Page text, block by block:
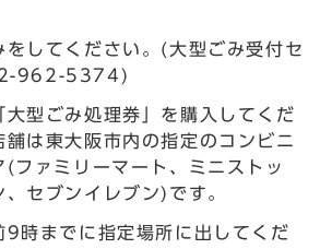
をしてください。(大型ごみ受付セ
962-5374)
大型ごみ処理券」を購入してくだ
舗は東大阪市内の指定のコンビニ
(ファミリーマート、ミニストッ
、セブンイレブン)です。
9時までに指定場所に出してくだ